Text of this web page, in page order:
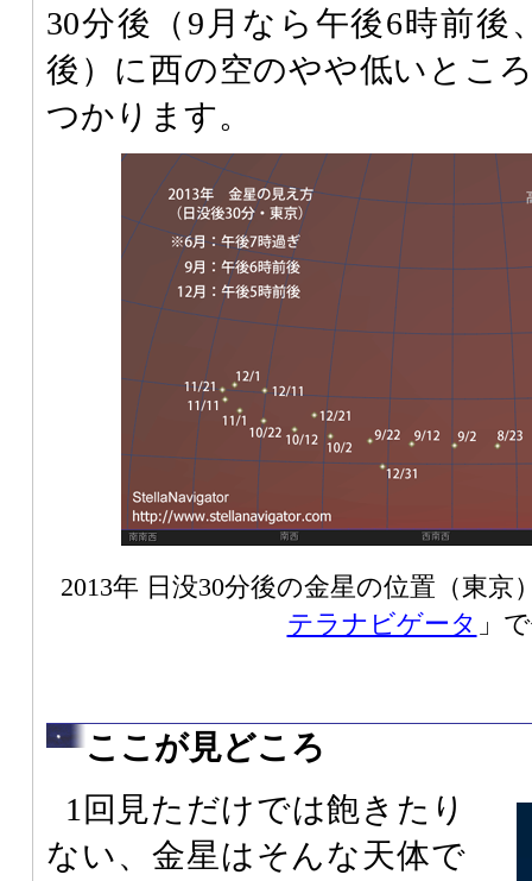
30分後（9月なら午後6時前後
後）に西の空のやや低いとこ
つかります。
2013年 日没30分後の金星の位置（東
テラナビゲータ 」
ここが見どころ
1回見ただけでは飽きたり
ない、金星はそんな天体で